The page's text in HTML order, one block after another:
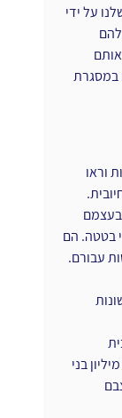
על ידי
במסגרת
וראו
בעצמם
בטטה. הם
עבורם.
הראשונות
ארצית בווייטנאם, שסייעה ליותר מ -2.2 מיליון בני
מצבם